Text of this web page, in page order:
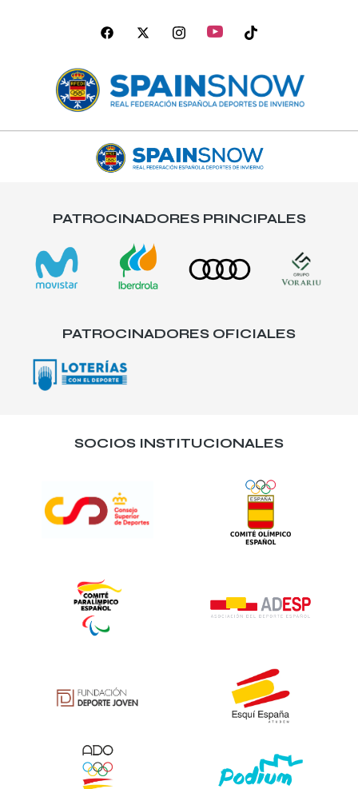
PATROCINADORES PRINCIPALES
PATROCINADORES OFICIALES
SOCIOS INSTITUCIONALES